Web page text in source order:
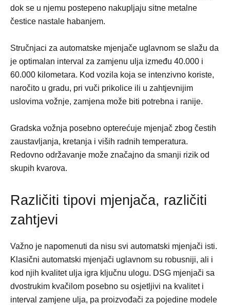
dok se u njemu postepeno nakupljaju sitne metalne
čestice nastale habanjem.
Stručnjaci za automatske mjenjače uglavnom se slažu da
je optimalan interval za zamjenu ulja između 40.000 i
60.000 kilometara. Kod vozila koja se intenzivno koriste,
naročito u gradu, pri vuči prikolice ili u zahtjevnijim
uslovima vožnje, zamjena može biti potrebna i ranije.
Gradska vožnja posebno opterećuje mjenjač zbog čestih
zaustavljanja, kretanja i viših radnih temperatura.
Redovno održavanje može značajno da smanji rizik od
skupih kvarova.
Različiti tipovi mjenjača, različiti
zahtjevi
Važno je napomenuti da nisu svi automatski mjenjači isti.
Klasični automatski mjenjači uglavnom su robusniji, ali i
kod njih kvalitet ulja igra ključnu ulogu. DSG mjenjači sa
dvostrukim kvačilom posebno su osjetljivi na kvalitet i
interval zamjene ulja, pa proizvođači za pojedine modele